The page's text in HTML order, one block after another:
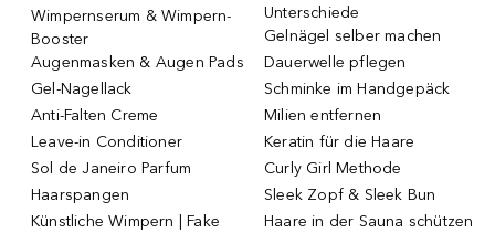
Wimpernserum & Wimpern-
Booster
Augenmasken & Augen Pads
Gel-Nagellack
Anti-Falten Creme
Leave-in Conditioner
Sol de Janeiro Parfum
Haarspangen
Künstliche Wimpern | Fake
Unterschiede
Gelnägel selber machen
Dauerwelle pflegen
Schminke im Handgepäck
Milien entfernen
Keratin für die Haare
Curly Girl Methode
Sleek Zopf & Sleek Bun
Haare in der Sauna schützen